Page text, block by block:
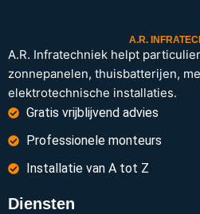
A.R.
A.R. Infratechniek helpt
zonnepanelen, thuisbatterijen,
elektrotechnische installaties.
Gratis vrijblijvend advies
Professionele monteurs
Installatie van A tot Z
Diensten